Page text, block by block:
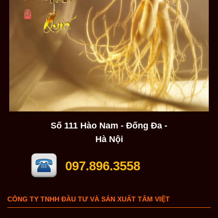
Số 111 Hào Nam - Đống Đa -
Hà Nội
097.896.3558
CÔNG TY TNHH ĐẦU TƯ VÀ SẢN XUẤT TÂM VIỆT